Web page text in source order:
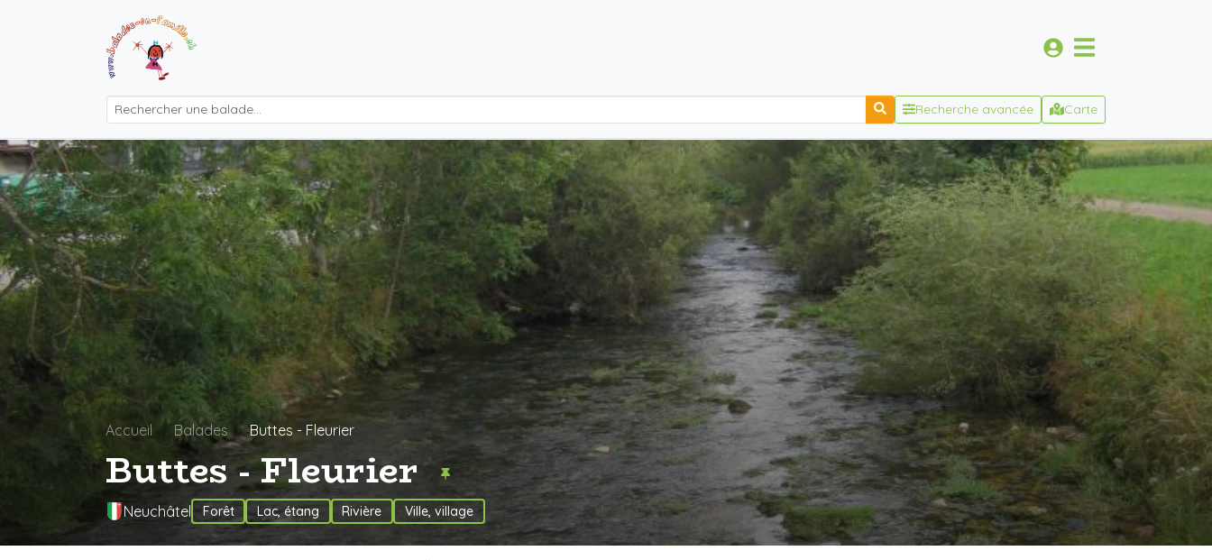
Recherche avancée Carte
Accueil Balades Buttes - Fleurier
Buttes - Fleurier
Neuchâtel Forêt Lac, étang Rivière Ville, village